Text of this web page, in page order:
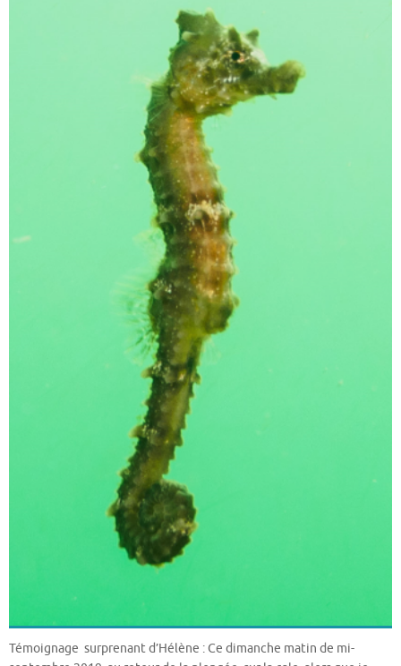
Témoignage surprenant d’Hélène : Ce dimanche matin de mi-